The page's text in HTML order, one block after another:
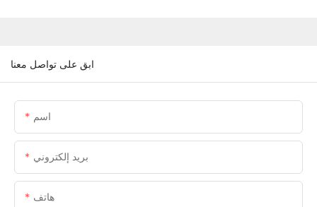
ابق على تواصل معنا
اسم
بريد إلكتروني
هاتف